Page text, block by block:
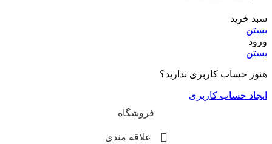
سبد خرید
بستن
ورود
بستن
هنوز حساب کاربری ندارید؟
ایجاد حساب کاربری
فروشگاه
علاقه مندی